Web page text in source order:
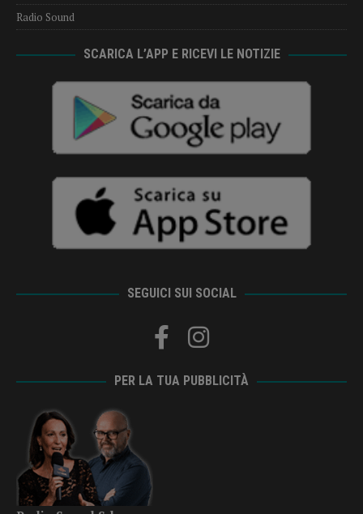
Radio Sound
SCARICA L’APP E RICEVI LE NOTIZIE
SEGUICI SUI SOCIAL
PER LA TUA PUBBLICITÀ